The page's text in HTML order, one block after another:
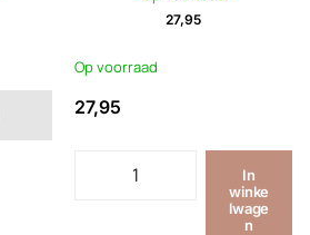
27,95
Op voorraad
27,95
In
winke
lwage
n